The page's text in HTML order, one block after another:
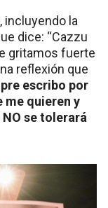
incluyendo la
dice: “Cazzu
gritamos fuerte
reflexión que
escribo por
me quieren y
NO se tolerará